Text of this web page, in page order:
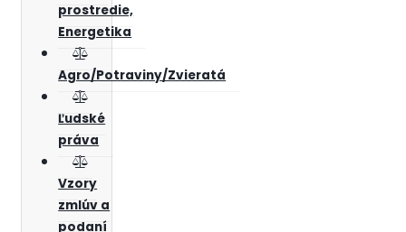
prostredie,
Energetika
Agro/Potraviny/Zvieratá
Ľudské
práva
Vzory
zmlúv a
podaní